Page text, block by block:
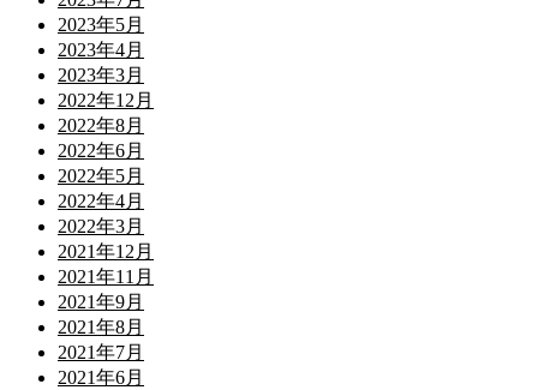
2023年5月
2023年4月
2023年3月
2022年12月
2022年8月
2022年6月
2022年5月
2022年4月
2022年3月
2021年12月
2021年11月
2021年9月
2021年8月
2021年7月
2021年6月